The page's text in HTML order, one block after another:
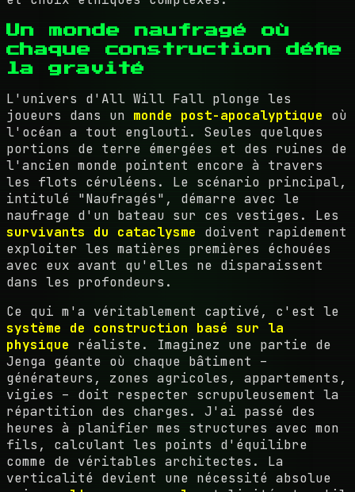
Un monde naufragé où
chaque construction défie
la gravité
L'univers d'All Will Fall plonge les
joueurs dans un monde post-apocalyptique où
l'océan a tout englouti. Seules quelques
portions de terre émergées et des ruines de
l'ancien monde pointent encore à travers
les flots céruléens. Le scénario principal,
intitulé "Naufragés", démarre avec le
naufrage d'un bateau sur ces vestiges. Les
survivants du cataclysme doivent rapidement
exploiter les matières premières échouées
avec eux avant qu'elles ne disparaissent
dans les profondeurs.
Ce qui m'a véritablement captivé, c'est le
système de construction basé sur la
physique réaliste. Imaginez une partie de
Jenga géante où chaque bâtiment –
générateurs, zones agricoles, appartements,
vigies – doit respecter scrupuleusement la
répartition des charges. J'ai passé des
heures à planifier mes structures avec mon
fils, calculant les points d'équilibre
comme de véritables architectes. La
verticalité devient une nécessité absolue